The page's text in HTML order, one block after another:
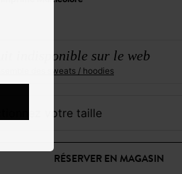
indisponible sur le web
des sweats / hoodies
votre taille
RÉSERVER EN MAGASIN